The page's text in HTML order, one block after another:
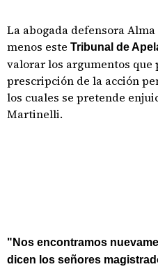
La abogada defensora
menos este Tribunal de
valorar los argumentos que
prescripción de la acción
los cuales se pretende
Martinelli.
"Nos encontramos
dicen los señores